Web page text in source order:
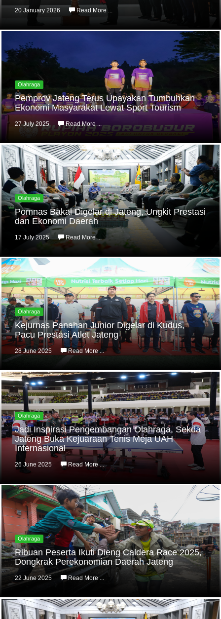
20 January 2026 Read More ...
Olahraga
Pemprov Jateng Terus Upayakan Tumbuhkan
Ekonomi Masyarakat Lewat Sport Tourism
27 July 2025 Read More ...
Olahraga
Pomnas Bakal Digelar di Jateng, Ungkit Prestasi
dan Ekonomi Daerah
17 July 2025 Read More ...
Olahraga
Kejurnas Panahan Junior Digelar di Kudus,
Pacu Prestasi Atlet Jateng
28 June 2025 Read More ...
Olahraga
Jadi Inspirasi Pengembangan Olahraga, Sekda
Jateng Buka Kejuaraan Tenis Meja UAH
Internasional
26 June 2025 Read More ...
Olahraga
Ribuan Peserta Ikuti Dieng Caldera Race 2025,
Dongkrak Perekonomian Daerah Jateng
22 June 2025 Read More ...